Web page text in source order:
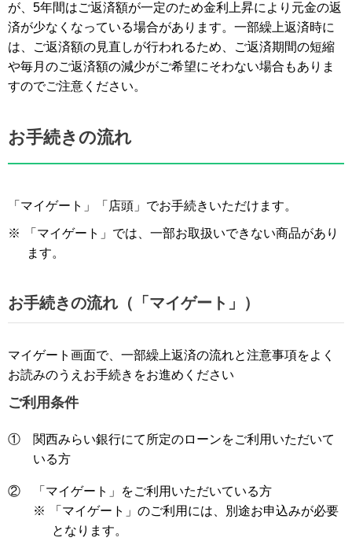
が、5年間はご返済額が一定のため金利上昇により元金の返
済が少なくなっている場合があります。一部繰上返済時に
は、ご返済額の見直しが行われるため、ご返済期間の短縮
や毎月のご返済額の減少がご希望にそわない場合もありま
すのでご注意ください。
お手続きの流れ
「マイゲート」「店頭」でお手続きいただけます。
※
「マイゲート」では、一部お取扱いできない商品があり
ます。
お手続きの流れ（「マイゲート」）
マイゲート画面で、一部繰上返済の流れと注意事項をよく
お読みのうえお手続きをお進めください
ご利用条件
①
関西みらい銀行にて所定のローンをご利用いただいて
いる方
②
「マイゲート」をご利用いただいている方
※
「マイゲート」のご利用には、別途お申込みが必要
となります。